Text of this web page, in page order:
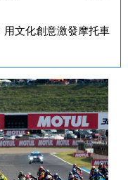
文化創意激發摩托車